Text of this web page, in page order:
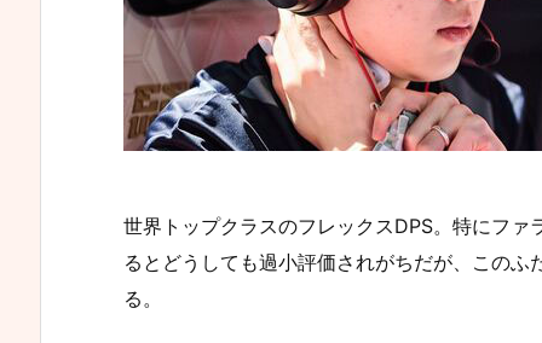
世界トップクラスのフレックスDPS。特にフ
るとどうしても過小評価されがちだが、この
る。